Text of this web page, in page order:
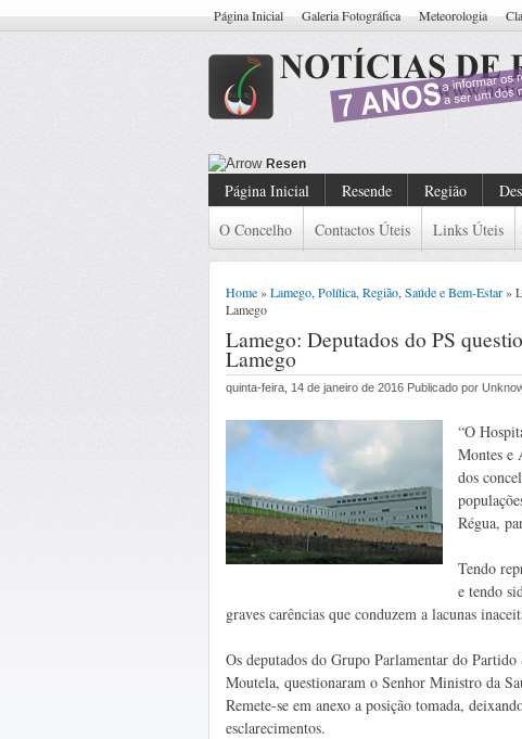
Página Inicial Galeria Fotográfica Meteorologia
Resende: Detido Cidadão Com
Página Inicial Resende Região
O Concelho
Contactos Úteis Links Úteis
Home»Lamego Política Região Saúde e Bem-Estar»
Lamego
Lamego: Deputados do PS
Lamego
quinta-feira, 14 de janeiro de 2016 Publicado por
“O
Montes e
dos
Régua,
Tendo
e tendo
graves carências que conduzem a lacunas
Os deputados do Grupo Parlamentar do
Moutela, questionaram o Senhor Ministro da
Remete-se em anexo a posição tomada,
esclarecimentos.